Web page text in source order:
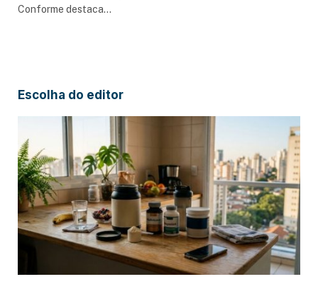
Conforme destaca…
Escolha do editor